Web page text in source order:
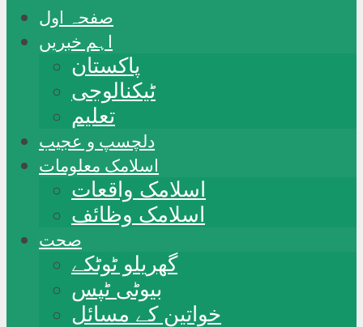
صفحہ اول
اہم خبریں
پاکستان
ٹیکنالوجی
تعلیم
دلچسپ و عجیب
اسلامک معلومات
اسلامک واقعات
اسلامک وظائف
صحت
گھریلو ٹوٹکے
بیوٹی ٹپس
خواتین کے مسائل